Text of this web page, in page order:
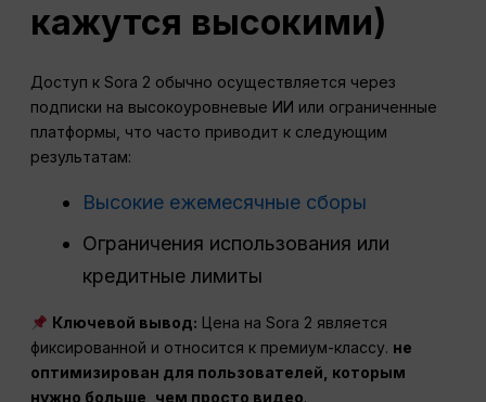
кажутся высокими)
Доступ к Sora 2 обычно осуществляется через
подписки на высокоуровневые ИИ или ограниченные
платформы, что часто приводит к следующим
результатам:
Высокие ежемесячные сборы
Ограничения использования или
кредитные лимиты
Ключевой вывод: Цена на Sora 2 является
фиксированной и относится к премиум-классу. не
оптимизирован для пользователей, которым
нужно больше, чем просто видео.